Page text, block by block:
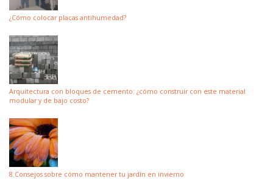
¿Cómo colocar placas antihumedad?
Arquitectura con bloques de cemento: ¿cómo construir con este material
modular y de bajo costo?
8 Consejos sobre cómo mantener tu jardín en invierno